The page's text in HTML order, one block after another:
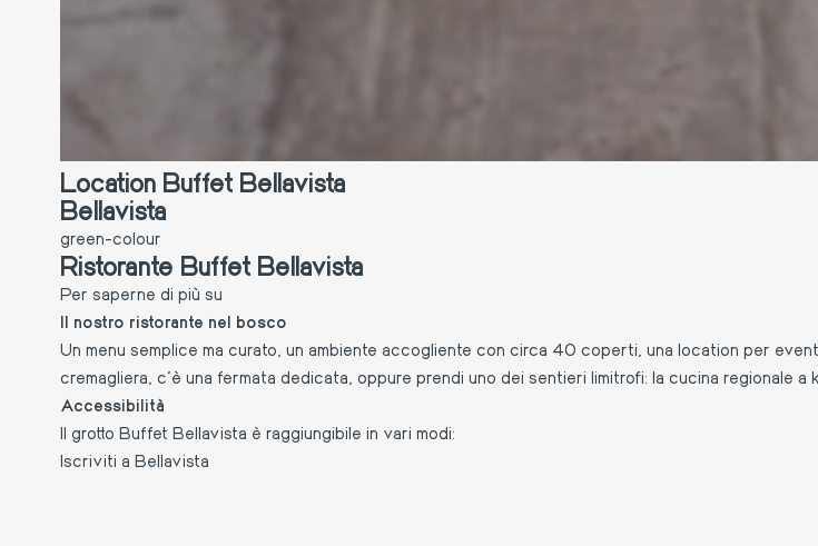
Location Buffet Bellavista
Bellavista
green-colour
Ristorante Buffet Bellavista
Per saperne di più su
Buffet
Bellavista
Il nostro ristorante nel bosco
Un menu semplice ma curato, un ambiente accogliente con circa 40 coperti, una location per
cremagliera, c’è una fermata dedicata, oppure prendi uno dei sentieri limitrofi: la cucina regionale a
Accessibilità
Il grotto Buffet Bellavista è raggiungibile in vari modi:
Iscriviti a Bellavista